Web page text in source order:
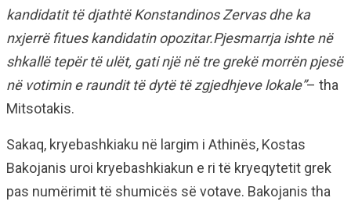
kandidatit të djathtë Konstandinos Zervas dhe ka
nxjerrë fitues kandidatin opozitar.Pjesmarrja ishte në
shkallë tepër të ulët, gati një në tre grekë morrën pjesë
në votimin e raundit të dytë të zgjedhjeve lokale”– tha
Mitsotakis.
Sakaq, kryebashkiaku në largim i Athinës, Kostas
Bakojanis uroi kryebashkiakun e ri të kryeqytetit grek
pas numërimit të shumicës së votave. Bakojanis tha